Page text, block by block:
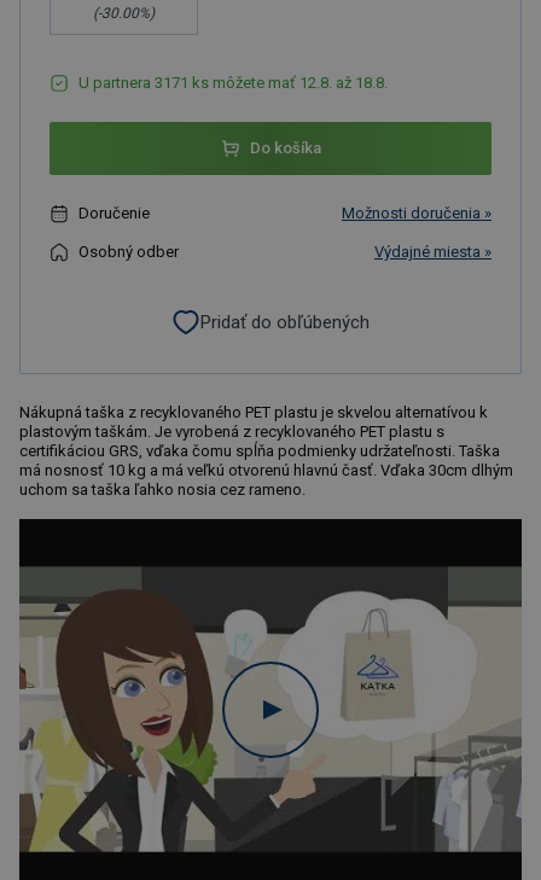
(-30.00%)
U partnera 3171 ks môžete mať 12.8. až 18.8.
Do košíka
Doručenie Možnosti doručenia »
Osobný odber Výdajné miesta »
Pridať do obľúbených
Nákupná taška z recyklovaného PET plastu je skvelou alternatívou k
plastovým taškám. Je vyrobená z recyklovaného PET plastu s
certifikáciou GRS, vďaka čomu spĺňa podmienky udržateľnosti. Taška
má nosnosť 10 kg a má veľkú otvorenú hlavnú časť. Vďaka 30cm dlhým
uchom sa taška ľahko nosia cez rameno.